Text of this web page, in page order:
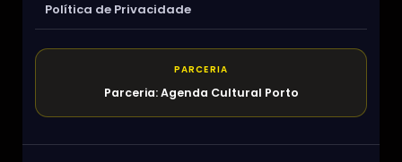
Política de Privacidade
PARCERIA
Parceria: Agenda Cultural Porto